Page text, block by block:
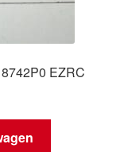
EZRC